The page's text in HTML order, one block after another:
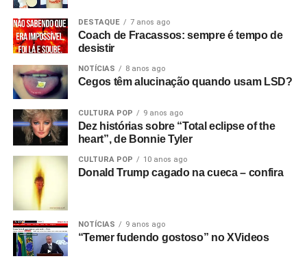
DESTAQUE 7 anos ago
Coach de Fracassos: sempre é tempo de
desistir
NOTÍCIAS 8 anos ago
Cegos têm alucinação quando usam LSD?
CULTURA POP 9 anos ago
Dez histórias sobre “Total eclipse of the
heart”, de Bonnie Tyler
CULTURA POP 10 anos ago
Donald Trump cagado na cueca – confira
NOTÍCIAS 9 anos ago
“Temer fudendo gostoso” no XVideos